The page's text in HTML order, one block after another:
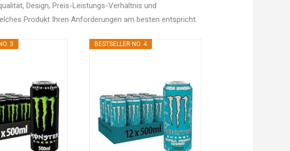
Design, Preis-Leistungs-Verhältnis und
Produkt Ihren Anforderungen am besten entspricht.
3 BESTSELLER NO. 4